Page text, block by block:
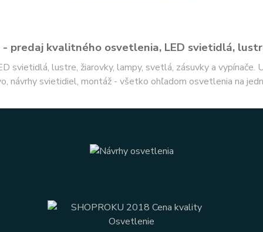
- predaj kvalitného osvetlenia, LED svietidlá,
svietidlá, lustre, žiarovky, lampy, svetlá, zásuvky a
návrhy svietidiel, montáž - všetko ohľadom osvetlenia na